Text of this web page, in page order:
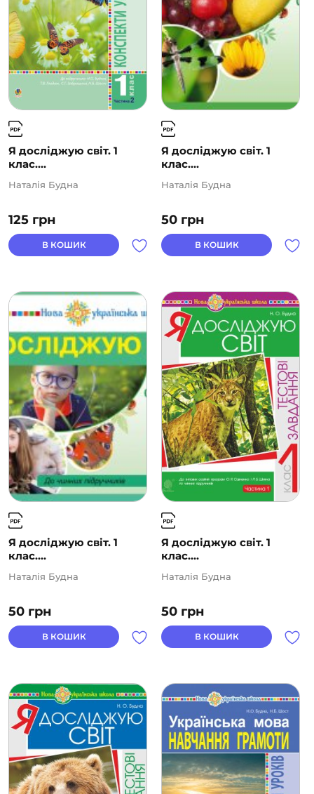
Я досліджую світ. 1
клас....
125 грн
Наталія Будна
В КОШИК
Я досліджую світ. 1
клас....
50 грн
Наталія Будна
В КОШИК
Я досліджую світ. 1
клас....
50 грн
Наталія Будна
В КОШИК
Я досліджую світ. 1
клас....
50 грн
Наталія Будна
В КОШИК